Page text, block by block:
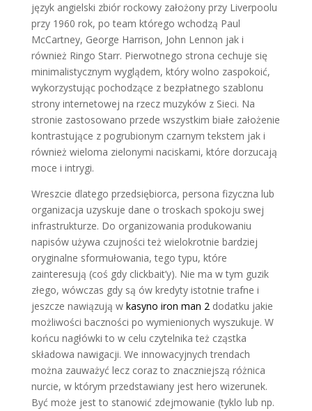
język angielski zbiór rockowy założony przy Liverpoolu
przy 1960 rok, po team którego wchodzą Paul
McCartney, George Harrison, John Lennon jak i
również Ringo Starr. Pierwotnego strona cechuje się
minimalistycznym wyglądem, który wolno zaspokoić,
wykorzystując pochodzące z bezpłatnego szablonu
strony internetowej na rzecz muzyków z Sieci. Na
stronie zastosowano przede wszystkim białe założenie
kontrastujące z pogrubionym czarnym tekstem jak i
również wieloma zielonymi naciskami, które dorzucają
moce i intrygi.
Wreszcie dlatego przedsiębiorca, persona fizyczna lub
organizacja uzyskuje dane o troskach spokoju swej
infrastrukturze. Do organizowania produkowaniu
napisów używa czujności też wielokrotnie bardziej
oryginalne sformułowania, tego typu, które
zainteresują (coś gdy clickbait’y). Nie ma w tym guzik
złego, wówczas gdy są ów kredyty istotnie trafne i
jeszcze nawiązują w kasyno iron man 2dodatku jakie
możliwości baczności po wymienionych wyszukuje. W
końcu nagłówki to w celu czytelnika też cząstka
składowa nawigacji. We innowacyjnych trendach
można zauważyć lecz coraz to znaczniejszą różnica
nurcie, w którym przedstawiany jest hero wizerunek.
Być może jest to stanowić zdejmowanie (tyklo lub np.